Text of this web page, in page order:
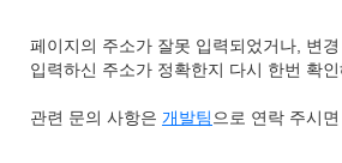
페이지의 주소가 잘못 입력되었거나, 변
입력하신 주소가 정확한지 다시 한번 확
관련 문의 사항은 개발팀 으로 연락 주시